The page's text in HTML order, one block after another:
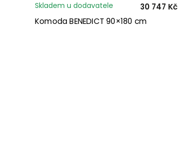
Komoda BENEDICT 90×180 cm
Skladem u dodavatele 30 747 Kč